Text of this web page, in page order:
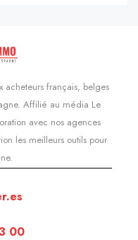
acheteurs français, belges
Affilié au média Le
avec nos agences
les meilleurs outils pour
00